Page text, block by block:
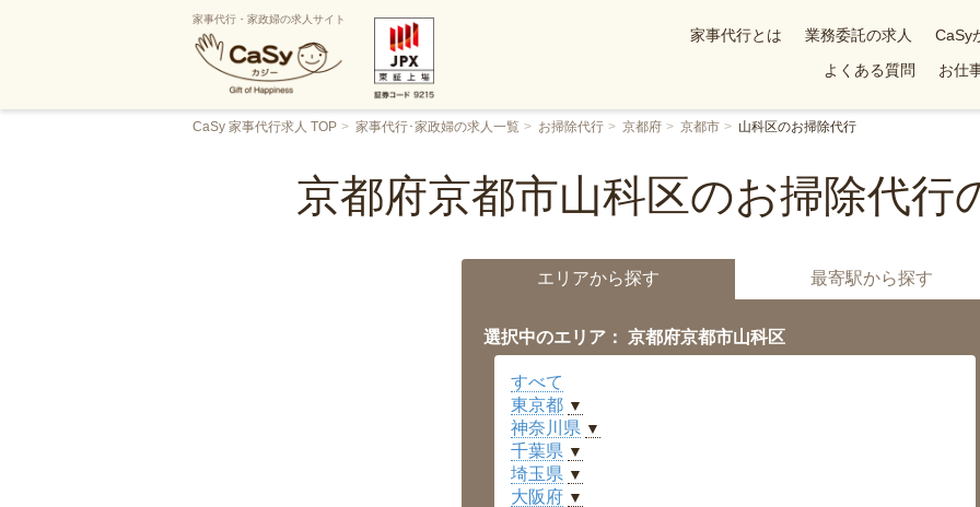
家事代行・家政婦の求人サイト
家事代行とは 業務委託の求人 CaSy
よくある質問
お仕
CaSy 家事代行求人 TOP 家事代行･家政婦の求人一覧 お掃除代行 京都府 京都市 山科区のお掃除代行
京都府京都市山科区のお掃除代行
エリアから探す 最寄駅から探す
選択中のエリア： 京都府京都市山科区
すべて
東京都 ▼
神奈川県 ▼
千葉県 ▼
埼玉県 ▼
大阪府 ▼